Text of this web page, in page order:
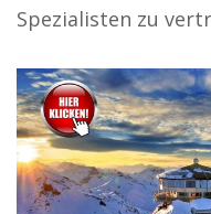
Spezialisten zu